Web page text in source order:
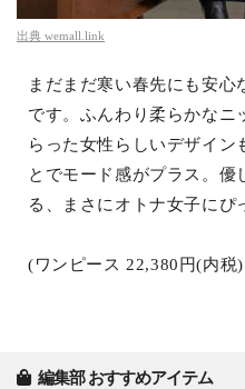
出典 wemall.link
まだまだ寒い春先にも安心
です。ふんわり柔らかなニ
らった女性らしいデザイン
とでモード感がプラス。優
る、まさにオトナ女子にぴ
(ワンピース 22,380円(内税
編集部 おすすめアイテム